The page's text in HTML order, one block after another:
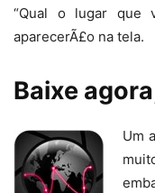
“Qual o lugar que
aparecerÃ£o na tela.
Baixe
Um